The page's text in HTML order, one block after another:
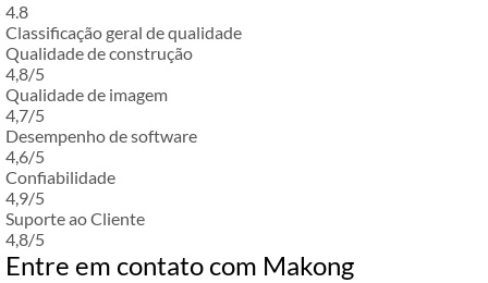
4.8
Classificação geral de qualidade
Qualidade de construção
4,8/5
Qualidade de imagem
4,7/5
Desempenho de software
4,6/5
Confiabilidade
4,9/5
Suporte ao Cliente
4,8/5
Entre em contato com Makong